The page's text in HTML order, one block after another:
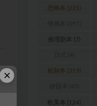
恐怖本 (221)
推理剧本 (7)
机制本 (313)
欧美本 (124)
×